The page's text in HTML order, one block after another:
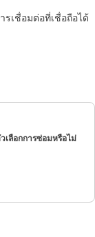
รเชื่อมต่อที่เชื่อถือได้
เลือกการซ่อมหรือไม่